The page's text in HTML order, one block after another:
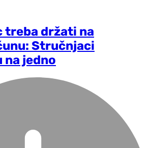
treba držati na
Stručnjaci
na jedno